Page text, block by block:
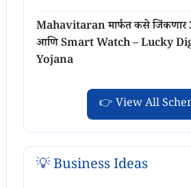
Mahavitaran मार्फत कसे
आणि Smart Watch – Lucky
Yojana
👉 View All
💡 Business Ideas